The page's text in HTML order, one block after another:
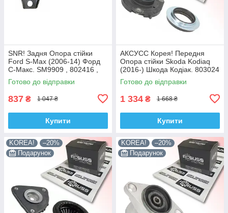
SNR! Задня Опора стійки
Ford S-Max (2006-14) Форд
С-Макс. SM9909 , 802416 ,
KB952.10 , VKDA40436
Готово до відправки
837 ₴ 1 047 ₴
Купити
АКСУСС Корея! Передня
Опора стійки Skoda Kodiaq
(2016-) Шкода Кодіак. 803024
, KB657.27 , VKDA35167
Готово до відправки
1 334 ₴ 1 668 ₴
Купити
KOREA!
–20%
Подарунок
KOREA!
–20%
Подарунок